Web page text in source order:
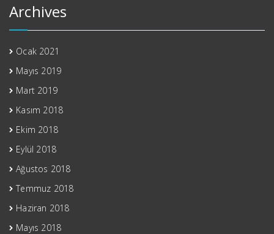
Archives
Ocak 2021
Mayıs 2019
Mart 2019
Kasım 2018
Ekim 2018
Eylül 2018
Ağustos 2018
Temmuz 2018
Haziran 2018
Mayıs 2018